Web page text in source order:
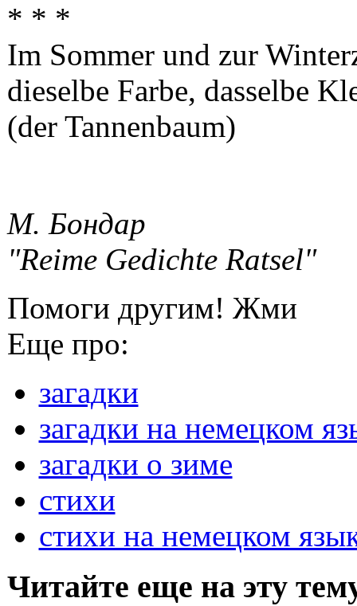
* * *
Im Sommer und zur
dieselbe Farbe, dasselbe
(der Tannenbaum)
М. Бондар
"Reime Gedichte Ratsel"
Помоги другим! Жми
Еще про:
загадки
загадки на немецком
загадки о зиме
стихи
стихи на немецком
Читайте еще на эту